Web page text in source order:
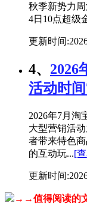
秋季新势力
4日10点超级
更新时间
4、 2026
活动时
2026年7月淘
大型营销活
者带来特色
的互动玩...[
更新时间
→→值得阅读的